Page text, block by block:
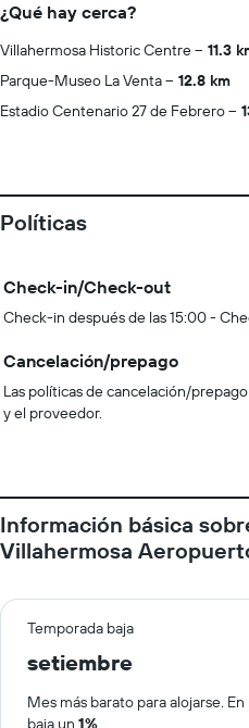
¿Qué hay cerca?
Villahermosa Historic Centre
11.3
Parque-Museo La Venta
12.8 km
Estadio Centenario 27 de Febrero
Políticas
Check-in/Check-out
Check-in después de las 15:00 -
Cancelación/prepago
Las políticas de cancelación/
y el proveedor.
Información básica
Villahermosa
Temporada baja
setiembre
Mes más barato para alojarse.
baja un 1%